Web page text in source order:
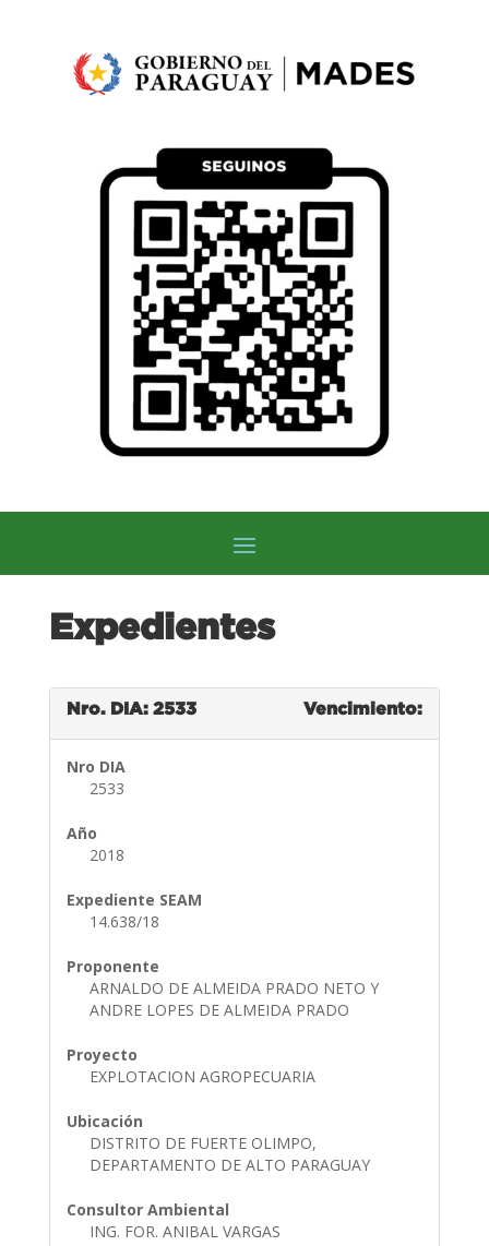
Expedientes
Nro. DIA: 2533 Vencimiento:
Nro DIA
2533
Año
2018
Expediente SEAM
14.638/18
Proponente
ARNALDO DE ALMEIDA PRADO NETO Y
ANDRE LOPES DE ALMEIDA PRADO
Proyecto
EXPLOTACION AGROPECUARIA
Ubicación
DISTRITO DE FUERTE OLIMPO,
DEPARTAMENTO DE ALTO PARAGUAY
Consultor Ambiental
ING. FOR. ANIBAL VARGAS